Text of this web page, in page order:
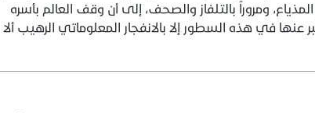
ومروراً بالتلفاز والصحف، إلى أن وقف العالم بأسره
في هذه السطور إلا بالانفجار المعلوماتي الرهيب ألا